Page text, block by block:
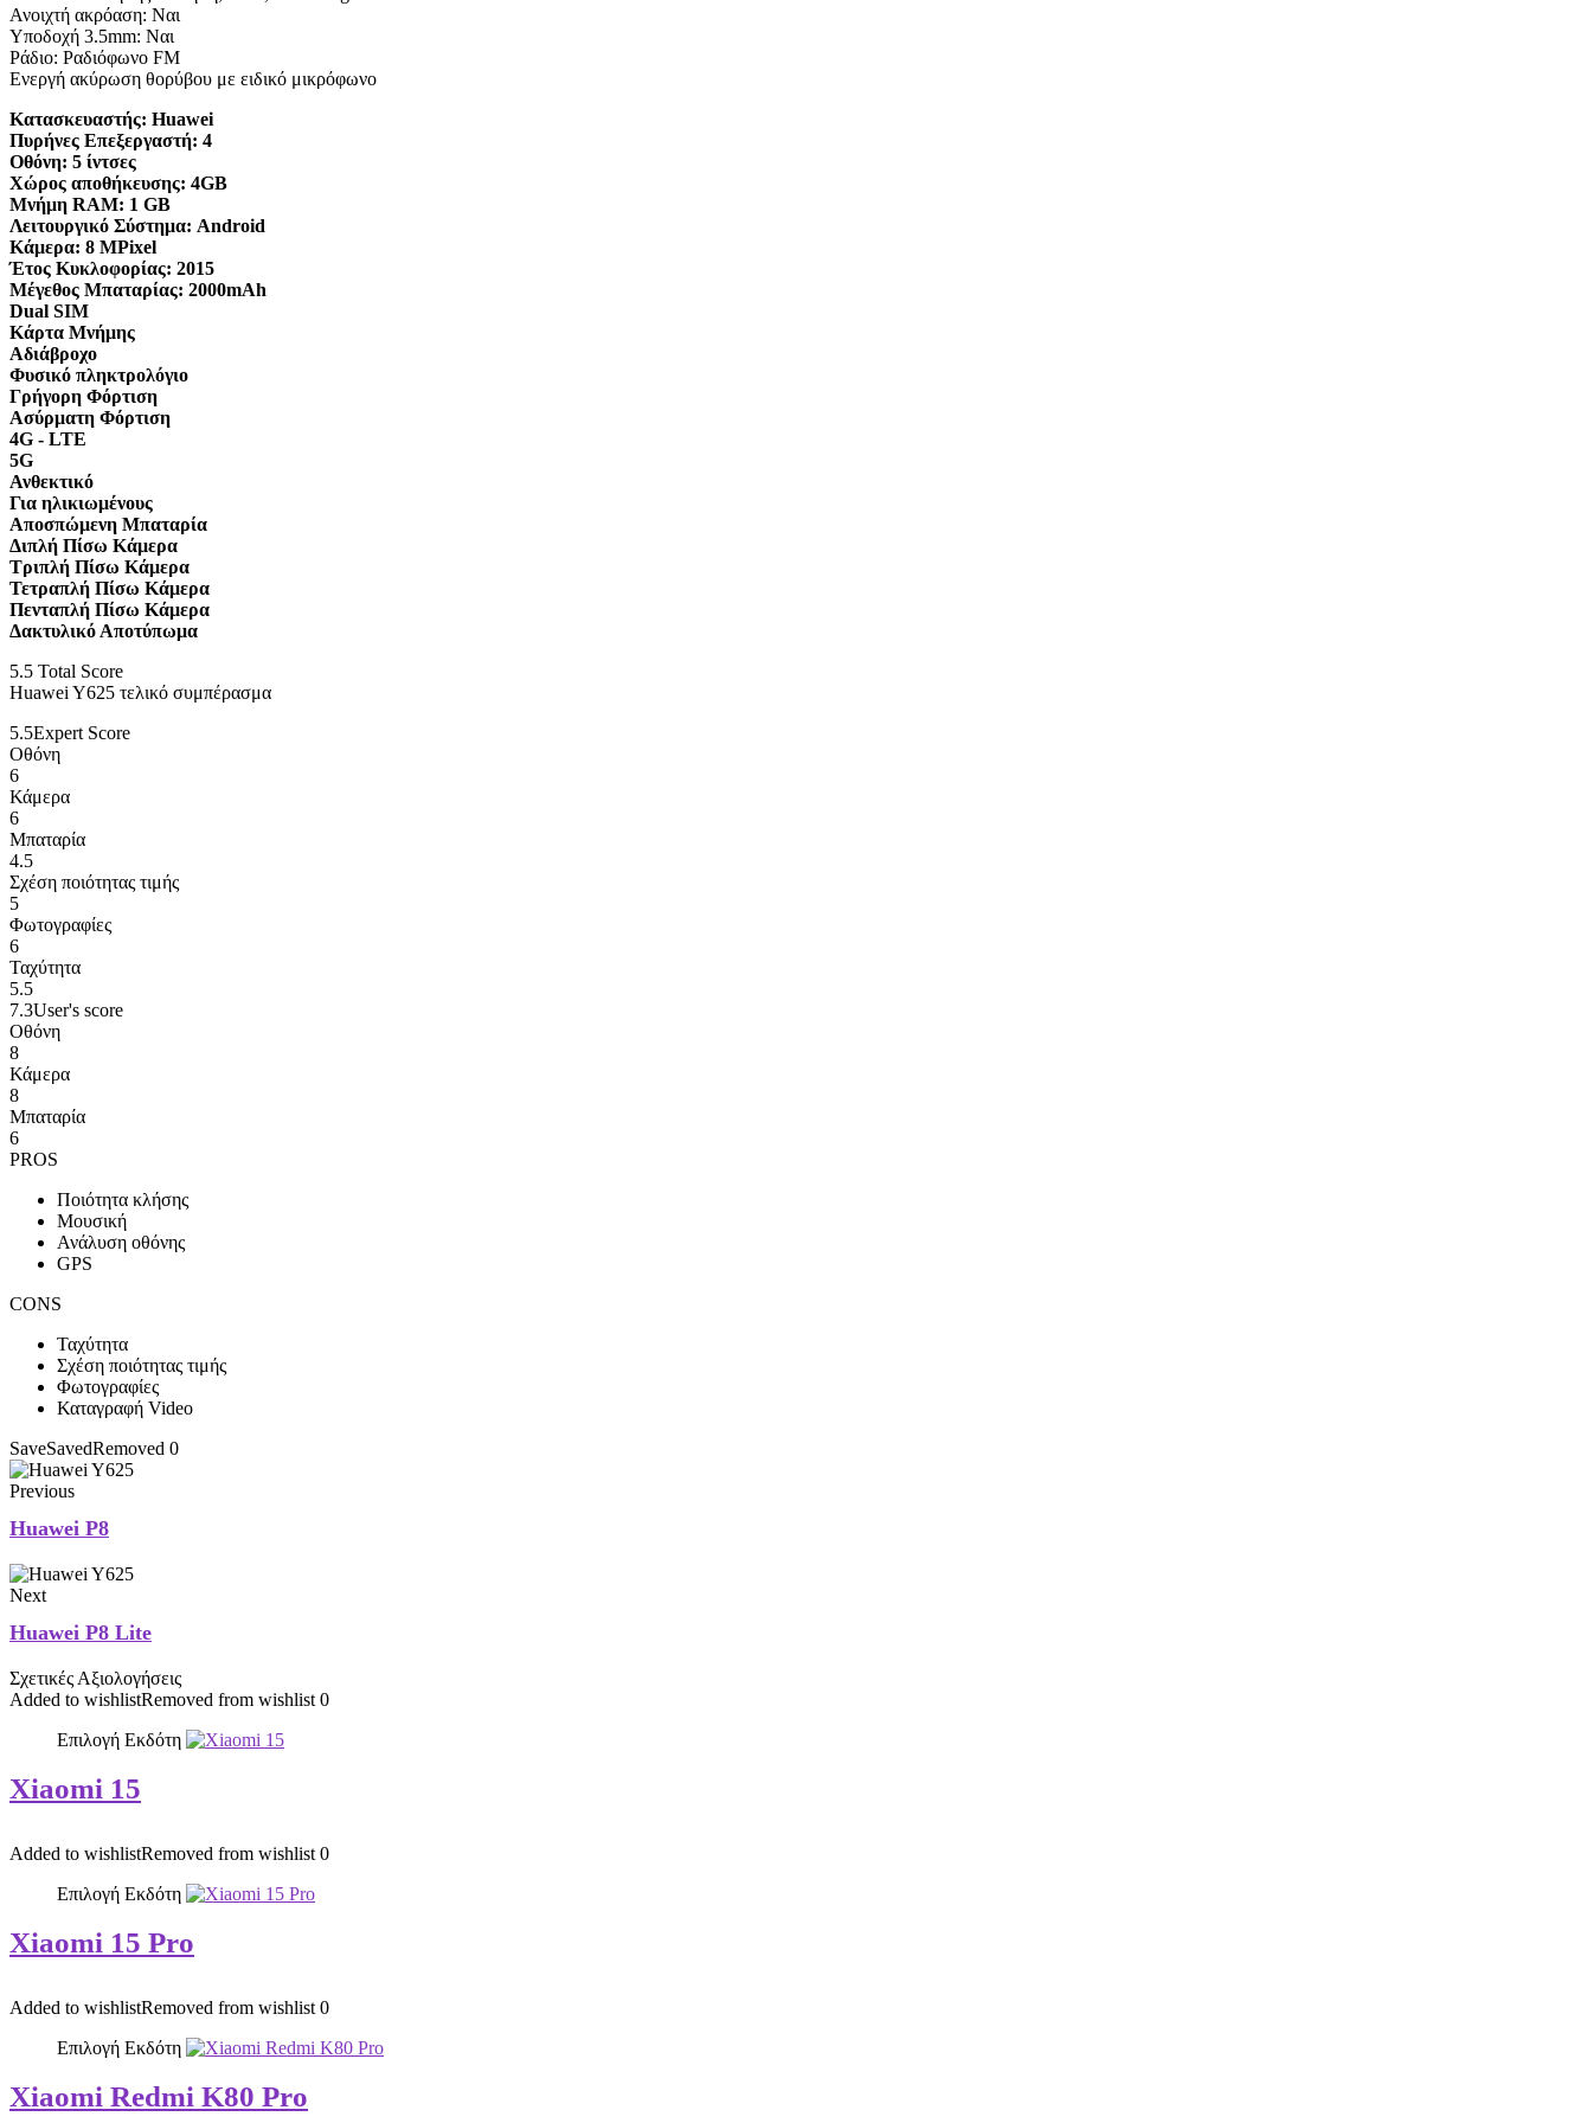
Ανοιχτή ακρόαση: Ναι
Υποδοχή 3.5mm: Ναι
Ράδιο: Ραδιόφωνο FM
Ενεργή ακύρωση θορύβου με ειδικό μικρόφωνο
Κατασκευαστής: Huawei
Πυρήνες Επεξεργαστή: 4
Οθόνη: 5 ίντσες
Χώρος αποθήκευσης: 4GB
Μνήμη RAM: 1 GB
Λειτουργικό Σύστημα: Android
Κάμερα: 8 MPixel
Έτος Κυκλοφορίας: 2015
Μέγεθος Μπαταρίας: 2000mAh
Dual SIM
Κάρτα Μνήμης
Αδιάβροχο
Φυσικό πληκτρολόγιο
Γρήγορη Φόρτιση
Ασύρματη Φόρτιση
4G - LTE
5G
Ανθεκτικό
Για ηλικιωμένους
Αποσπώμενη Μπαταρία
Διπλή Πίσω Κάμερα
Τριπλή Πίσω Κάμερα
Τετραπλή Πίσω Κάμερα
Πενταπλή Πίσω Κάμερα
Δακτυλικό Αποτύπωμα
5.5 Total Score
Huawei Y625 τελικό συμπέρασμα
5.5Expert Score
Οθόνη
6
Κάμερα
6
Μπαταρία
4.5
Σχέση ποιότητας τιμής
5
Φωτογραφίες
6
Ταχύτητα
5.5
7.3User's score
Οθόνη
8
Κάμερα
8
Μπαταρία
6
PROS
Ποιότητα κλήσης
Μουσική
Ανάλυση οθόνης
GPS
CONS
Ταχύτητα
Σχέση ποιότητας τιμής
Φωτογραφίες
Καταγραφή Video
SaveSavedRemoved 0
Previous
Huawei P8
Next
Huawei P8 Lite
Σχετικές Αξιολογήσεις
Added to wishlistRemoved from wishlist 0
Επιλογή Εκδότη
Xiaomi 15
Added to wishlistRemoved from wishlist 0
Επιλογή Εκδότη
Xiaomi 15 Pro
Added to wishlistRemoved from wishlist 0
Επιλογή Εκδότη
Xiaomi Redmi K80 Pro